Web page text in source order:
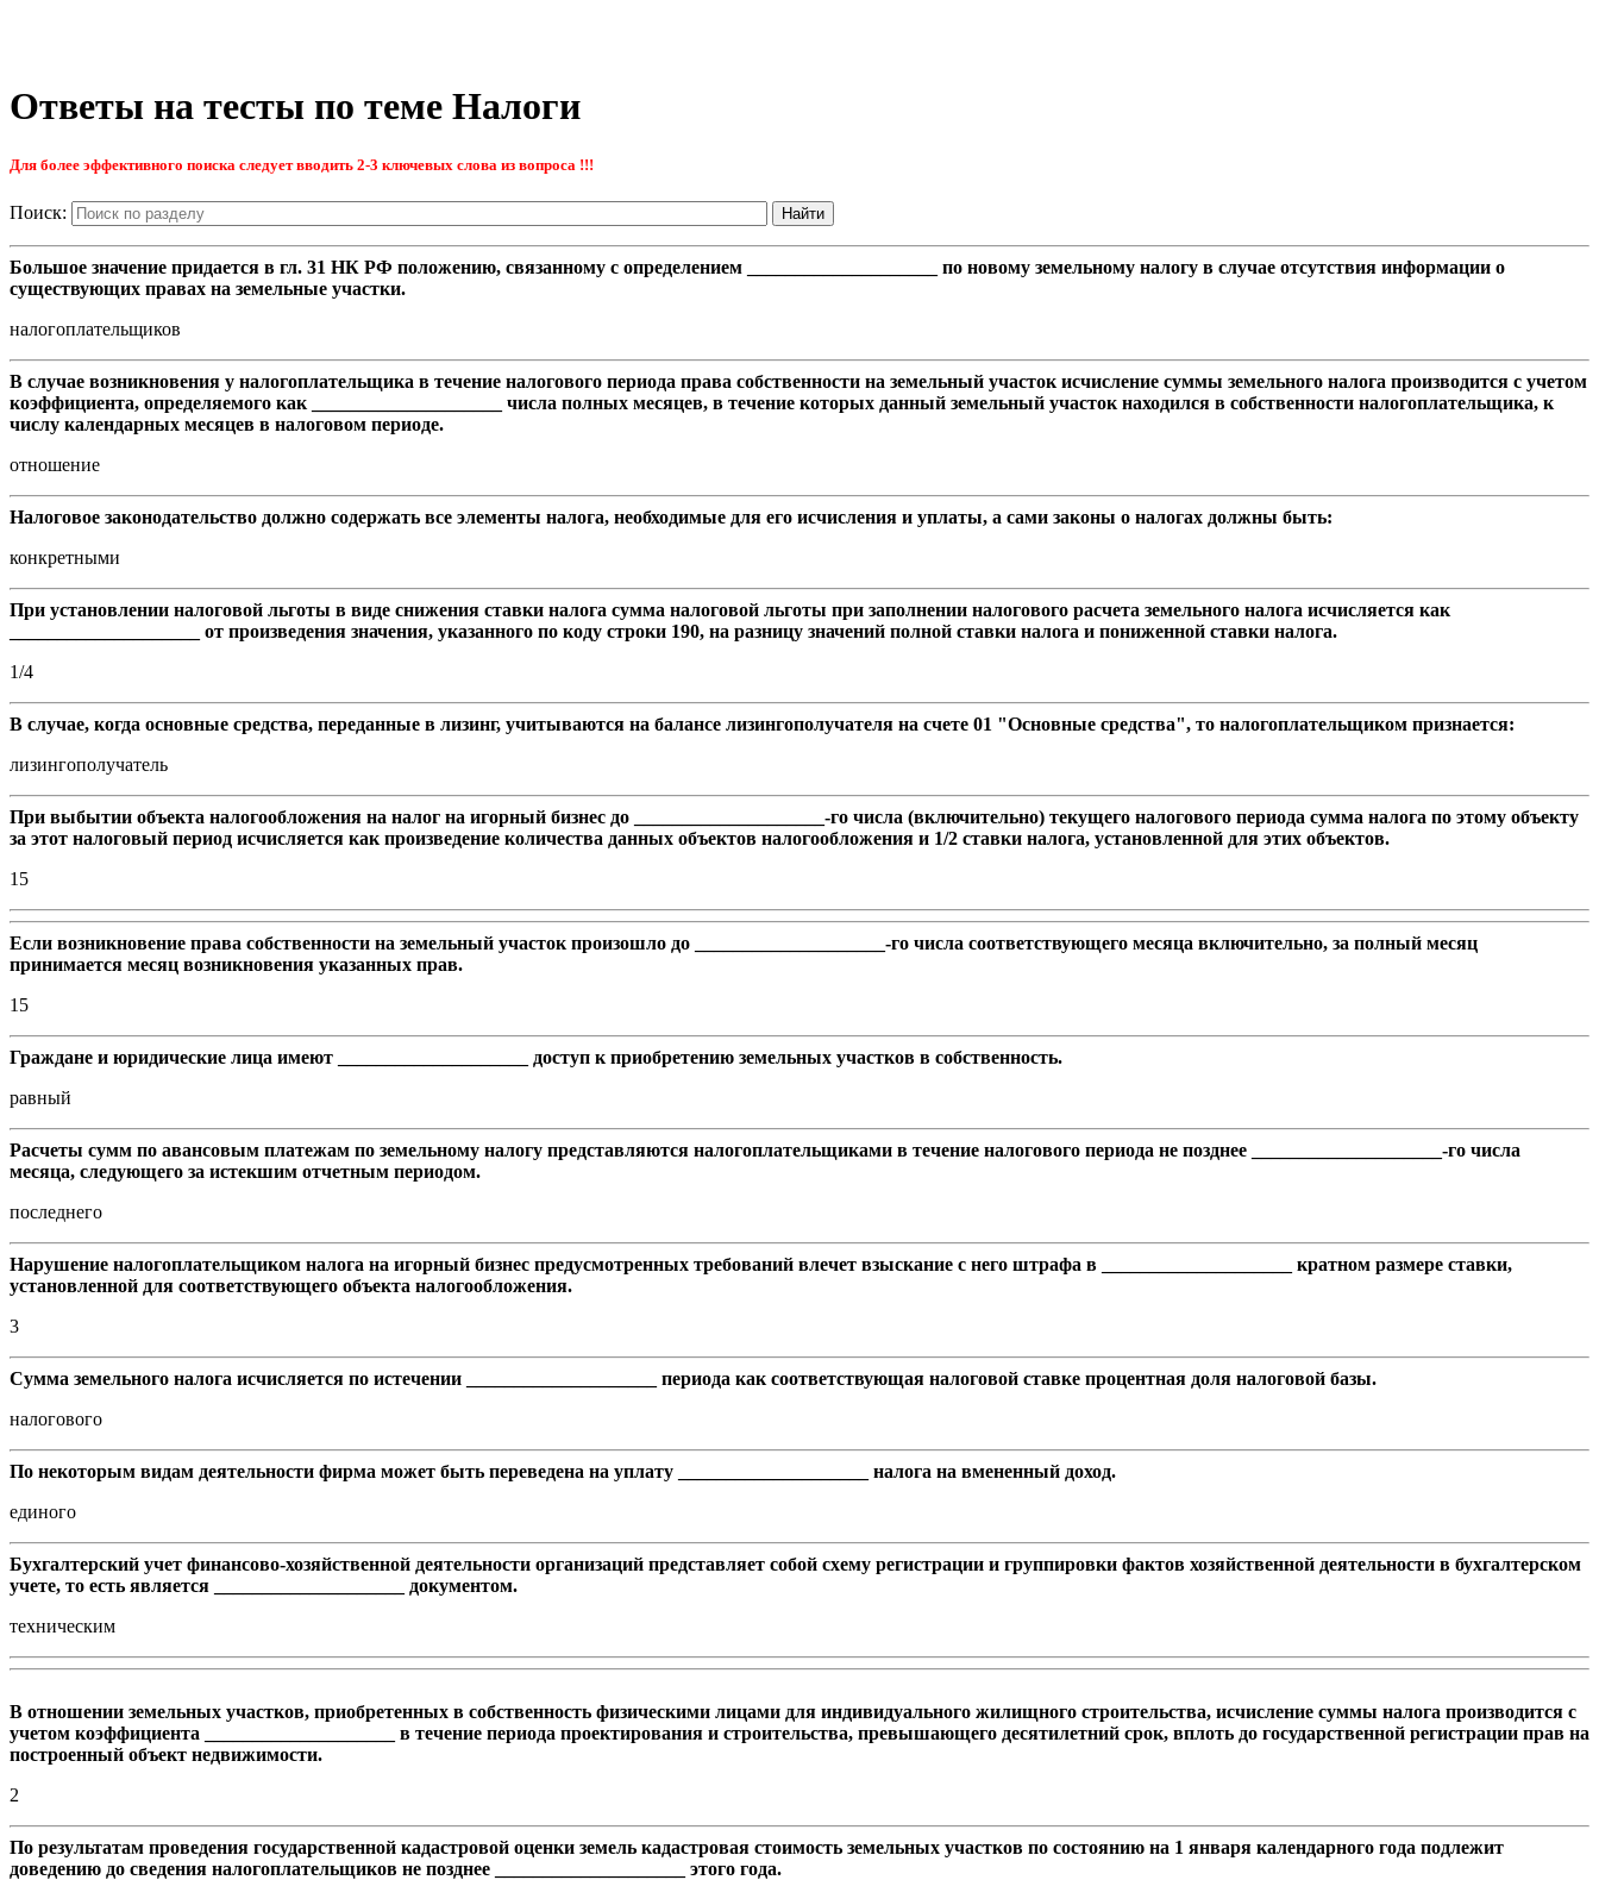
Ответы на тесты по теме Налоги
Для более эффективного поиска следует вводить 2-3 ключевых слова из вопроса !!!
Поиск:
Большое значение придается в гл. 31 НК РФ положению, связанному с определением ____________________ по новому земельному налогу в случае отсутствия информации о
существующих правах на земельные участки.
налогоплательщиков
В случае возникновения у налогоплательщика в течение налогового периода права собственности на земельный участок исчисление суммы земельного налога производится с учетом
коэффициента, определяемого как ____________________ числа полных месяцев, в течение которых данный земельный участок находился в собственности налогоплательщика, к
числу календарных месяцев в налоговом периоде.
отношение
Налоговое законодательство должно содержать все элементы налога, необходимые для его исчисления и уплаты, а сами законы о налогах должны быть:
конкретными
При установлении налоговой льготы в виде снижения ставки налога сумма налоговой льготы при заполнении налогового расчета земельного налога исчисляется как
____________________ от произведения значения, указанного по коду строки 190, на разницу значений полной ставки налога и пониженной ставки налога.
1/4
В случае, когда основные средства, переданные в лизинг, учитываются на балансе лизингополучателя на счете 01 "Основные средства", то налогоплательщиком признается:
лизингополучатель
При выбытии объекта налогообложения на налог на игорный бизнес до ____________________-го числа (включительно) текущего налогового периода сумма налога по этому объекту
за этот налоговый период исчисляется как произведение количества данных объектов налогообложения и 1/2 ставки налога, установленной для этих объектов.
15
Если возникновение права собственности на земельный участок произошло до ____________________-го числа соответствующего месяца включительно, за полный месяц
принимается месяц возникновения указанных прав.
15
Граждане и юридические лица имеют ____________________ доступ к приобретению земельных участков в собственность.
равный
Расчеты сумм по авансовым платежам по земельному налогу представляются налогоплательщиками в течение налогового периода не позднее ____________________-го числа
месяца, следующего за истекшим отчетным периодом.
последнего
Нарушение налогоплательщиком налога на игорный бизнес предусмотренных требований влечет взыскание с него штрафа в ____________________ кратном размере ставки,
установленной для соответствующего объекта налогообложения.
3
Сумма земельного налога исчисляется по истечении ____________________ периода как соответствующая налоговой ставке процентная доля налоговой базы.
налогового
По некоторым видам деятельности фирма может быть переведена на уплату ____________________ налога на вмененный доход.
единого
Бухгалтерский учет финансово-хозяйственной деятельности организаций представляет собой схему регистрации и группировки фактов хозяйственной деятельности в бухгалтерском
учете, то есть является ____________________ документом.
техническим
В отношении земельных участков, приобретенных в собственность физическими лицами для индивидуального жилищного строительства, исчисление суммы налога производится с
учетом коэффициента ____________________ в течение периода проектирования и строительства, превышающего десятилетний срок, вплоть до государственной регистрации прав на
построенный объект недвижимости.
2
По результатам проведения государственной кадастровой оценки земель кадастровая стоимость земельных участков по состоянию на 1 января календарного года подлежит
доведению до сведения налогоплательщиков не позднее ____________________ этого года.